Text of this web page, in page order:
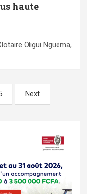
haute
Oligui Nguéma,
Next